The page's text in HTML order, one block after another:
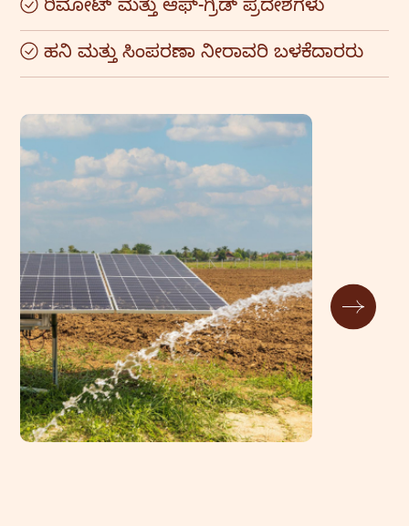
ರಿಮೋಟ್ ಮತ್ತು ಆಫ್-ಗ್ರಿಡ್ ಪ್ರದೇಶಗಳು
ಹನಿ ಮತ್ತು ಸಿಂಪರಣಾ ನೀರಾವರಿ ಬಳಕೆದಾರರು